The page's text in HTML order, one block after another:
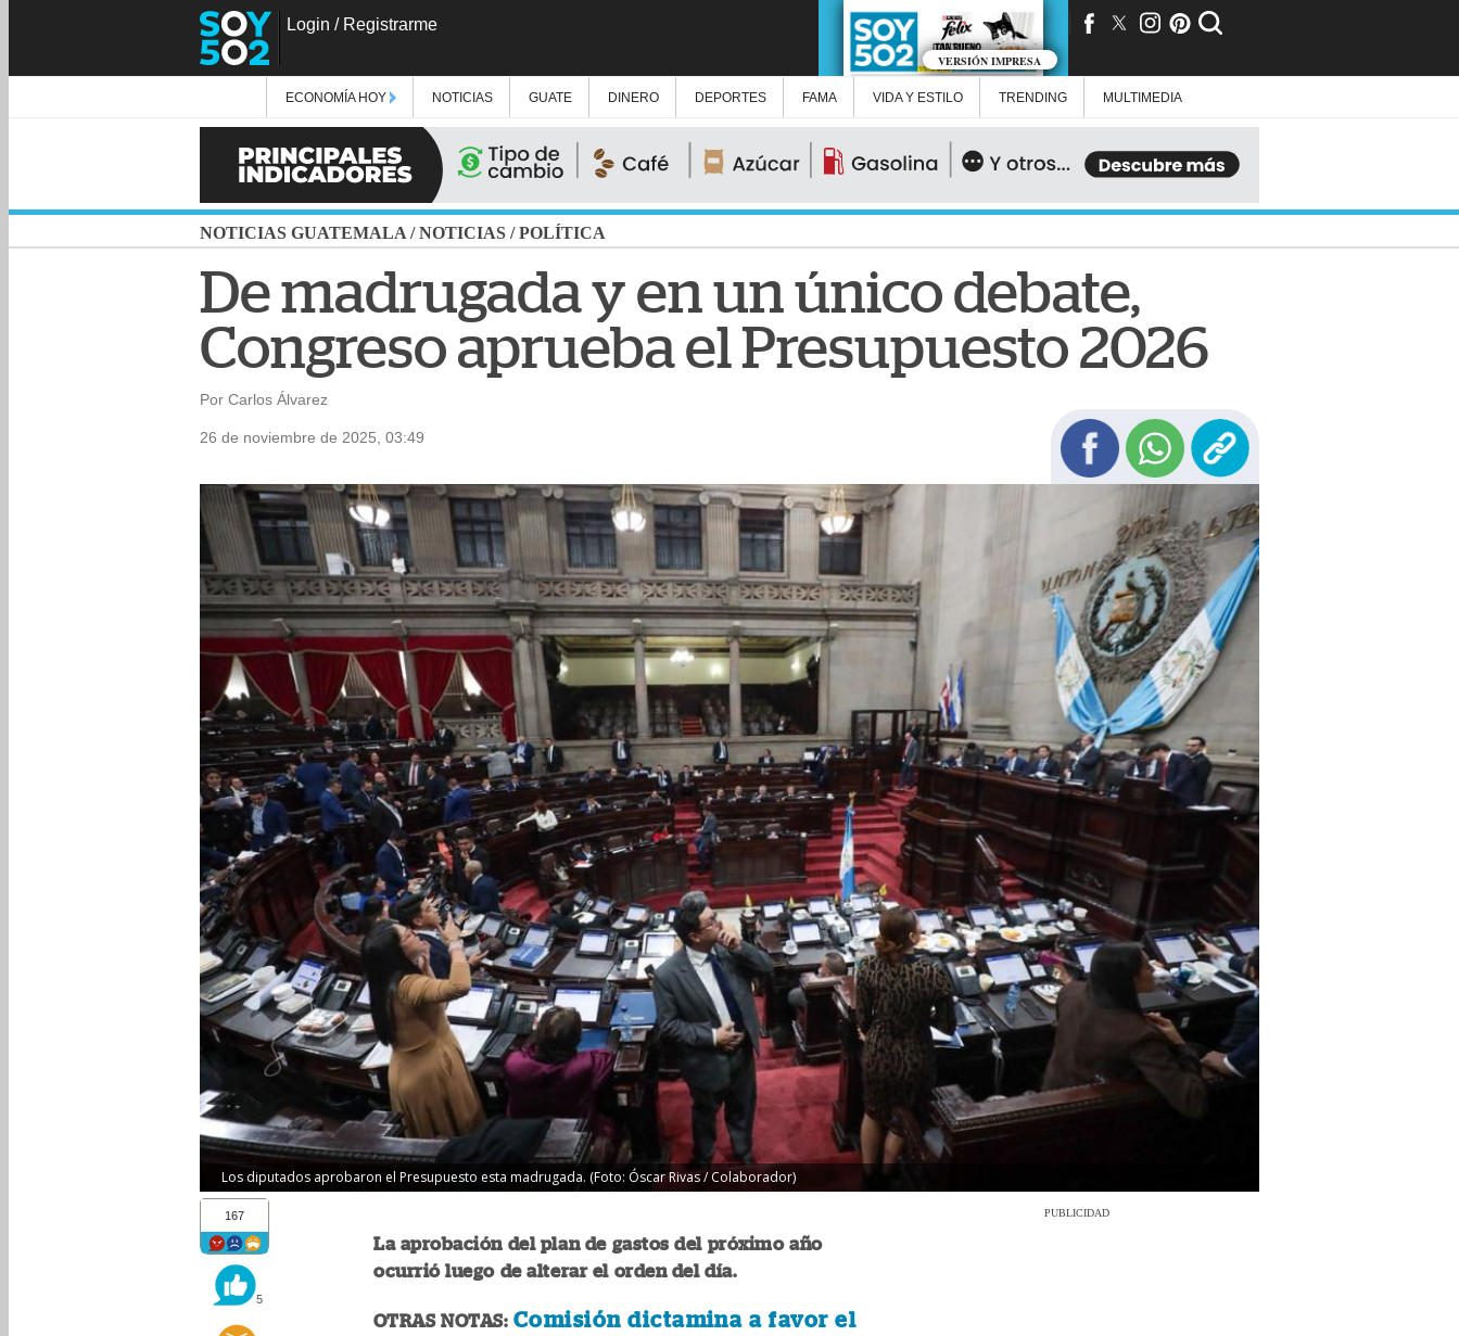
Login / Registrarme
VERSIÓN IMPRESA
ECONOMÍA HOY NOTICIAS GUATE DINERO DEPORTES FAMA VIDA Y ESTILO TRENDING MULTIMEDIA
NOTICIAS GUATEMALA /NOTICIAS /POLÍTICA
De madrugada y en un único debate,
Congreso aprueba el Presupuesto 2026
Por Carlos Álvarez
26 de noviembre de 2025, 03:49
Los diputados aprobaron el Presupuesto esta madrugada. (Foto: Óscar Rivas / Colaborador)
167
5
La aprobación del plan de gastos del próximo año
ocurrió luego de alterar el orden del día.
OTRAS NOTAS:Comisión dictamina a favor el
PUBLICIDAD